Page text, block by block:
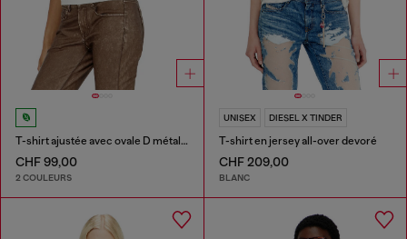
T-shirt ajustée avec ovale D métallique
CHF 99,00
2 COULEURS
UNISEX DIESEL X TINDER
T-shirt en jersey all-over devoré
CHF 209,00
BLANC